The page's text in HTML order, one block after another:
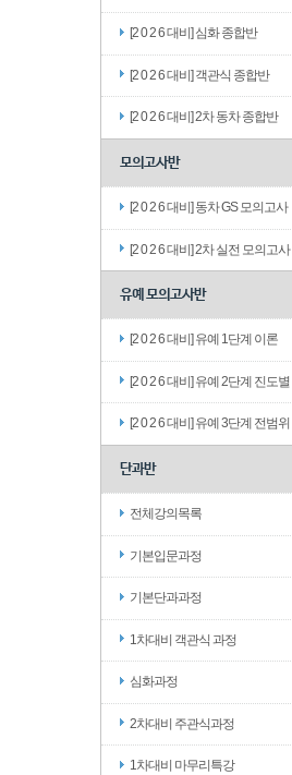
[2 0 2 6 대비] 심화 종합반
[2 0 2 6 대비] 객관식 종합반
[2 0 2 6 대비] 2차 동차 종합반
모의고사반
[2 0 2 6 대비] 동차 GS 모의고사
[2 0 2 6 대비] 2차 실전 모의고사
유예 모의고사반
[2 0 2 6 대비] 유예 1단계 이론
[2 0 2 6 대비] 유예 2단계 진도별
[2 0 2 6 대비] 유예 3단계 전범위
단과반
전체강의목록
기본입문과정
기본단과과정
1차대비 객관식 과정
심화과정
2차대비 주관식과정
1차대비 마무리특강